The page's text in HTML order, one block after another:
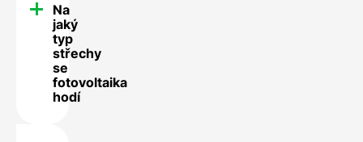
Na
jaký
typ
střechy
se
fotovoltaika
hodí